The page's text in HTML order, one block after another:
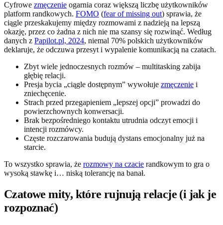
Cyfrowe zmęczenie ogarnia coraz większą liczbę użytkowników
platform randkowych. FOMO (fear of missing out) sprawia, że
ciągle przeskakujemy między rozmowami z nadzieją na lepszą
okazję, przez co żadna z nich nie ma szansy się rozwinąć. Według
danych z Papilot.pl, 2024, niemal 70% polskich użytkowników
deklaruje, że odczuwa przesyt i wypalenie komunikacją na czatach.
Zbyt wiele jednoczesnych rozmów – multitasking zabija
głębię relacji.
Presja bycia „ciągle dostępnym” wywołuje zmęczenie i
zniechęcenie.
Strach przed przegapieniem „lepszej opcji” prowadzi do
powierzchownych konwersacji.
Brak bezpośredniego kontaktu utrudnia odczyt emocji i
intencji rozmówcy.
Częste rozczarowania budują dystans emocjonalny już na
starcie.
To wszystko sprawia, że rozmowy na czacie randkowym to gra o
wysoką stawkę i… niską tolerancję na banał.
Czatowe mity, które rujnują relacje (i jak je
rozpoznać)